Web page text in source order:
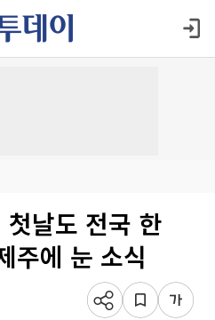
날도 전국 한
주에 눈 소식